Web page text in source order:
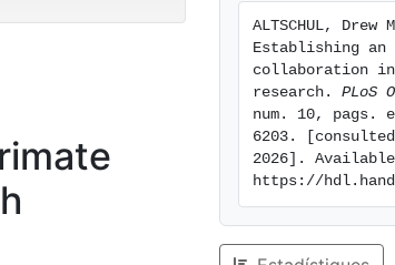
ALTSCHUL,
Establishing
collaboration
research. PLoS
num. 10, pags.
6203.
2026].
https://